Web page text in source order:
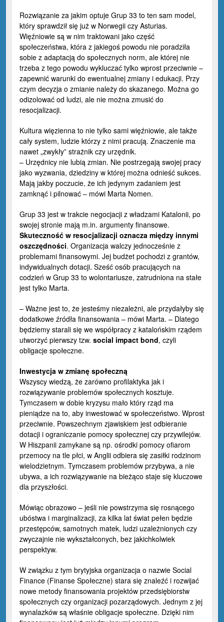
Rozwiązanie za jakim optuje Grup 33 to ten sam model,
który sprawdził się już w Norwegii czy Asturias.
Więźniowie są w nim traktowani jako część
społeczeństwa, która z jakiegoś powodu nie poradziła
sobie z adaptacją do społecznych norm, ale której nie
trzeba z tego powodu wykluczać tylko wprost przeciwnie –
zapewnić warunki do ewentualnej zmiany i edukacji. Przy
czym decyzja o zmianie należy do skazanego. Można go
odizolować od ludzi, ale nie można zmusić do
resocjalizacji.
Kultura więzienna to nie tylko sami więźniowie, ale także
cały system, ludzie którzy z nimi pracują. Znaczenie ma
nawet „zwykły” strażnik czy urzędnik.
– Urzędnicy nie lubią zmian. Nie postrzegają swojej pracy
jako wyzwania, dziedziny w której można odnieść sukces.
Mają jakby poczucie, że ich jedynym zadaniem jest
zamknąć i pilnować – mówi Marta Nomen.
Grup 33 jest w trakcie negocjacji z władzami Katalonii, po
swojej stronie mają m.in. argumenty finansowe.
Skuteczność w resocjalizacji oznacza między innymi
oszczędności. Organizacja walczy jednocześnie z
problemami finansowymi. Jej budżet pochodzi z grantów,
indywidualnych dotacji. Sześć osób pracujących na
codzień w Grup 33 to wolontariusze, zatrudniona na stałe
jest tylko Marta.
– Ważne jest to, że jesteśmy niezależni, ale przydałyby się
dodatkowe źródła finansowania – mówi Marta. – Dlatego
będziemy starali się we współpracy z katalońskim rządem
utworzyć pierwszy tzw. social impact bond, czyli
obligacje społeczne.
Inwestycja w zmianę społeczną
Wszyscy wiedzą, że zarówno profilaktyka jak i
rozwiązywanie problemów społecznych kosztuje.
Tymczasem w dobie kryzysu mało który rząd ma
pieniądze na to, aby inwestować w społeczeństwo. Wprost
przeciwnie. Powszechnym zjawiskiem jest odbieranie
dotacji i ograniczanie pomocy społecznej czy przywilejów.
W Hiszpanii zamykane są np. ośrodki pomocy ofiarom
przemocy na tle płci, w Anglii odbiera się zasiłki rodzinom
wielodzietnym. Tymczasem problemów przybywa, a nie
ubywa, a ich rozwiązywanie na bieżąco staje się kluczowe
dla przyszłości.
Mówiąc obrazowo – jeśli nie powstrzyma się rosnącego
ubóstwa i marginalizacji, za kilka lat świat pełen będzie
przestępców, samotnych matek, ludzi uzależnionych czy
zwyczajnie nie wykształconych, bez jakichkolwiek
perspektyw.
W związku z tym brytyjska organizacja o nazwie Social
Finance (Finanse Społeczne) stara się znaleźć i rozwijać
nowe metody finansowania projektów przedsiębiorstw
społecznych czy organizacji pozarządowych. Jednym z jej
wynalazków są właśnie obligacje społeczne. Dzięki nim